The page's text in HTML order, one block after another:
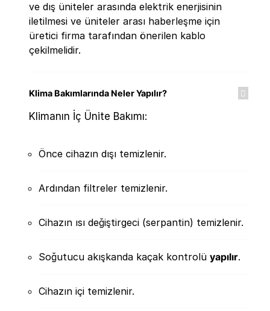
ve dış üniteler arasında elektrik enerjisinin
iletilmesi ve üniteler arası haberleşme için
üretici firma tarafından önerilen kablo
çekilmelidir.
Klima Bakımlarında Neler Yapılır?
Klimanın İç Ünite Bakımı:
Önce cihazın dışı temizlenir.
Ardından filtreler temizlenir.
Cihazın ısı değiştirgeci (serpantin) temizlenir.
Soğutucu akışkanda kaçak kontrolü yapılır.
Cihazın içi temizlenir.